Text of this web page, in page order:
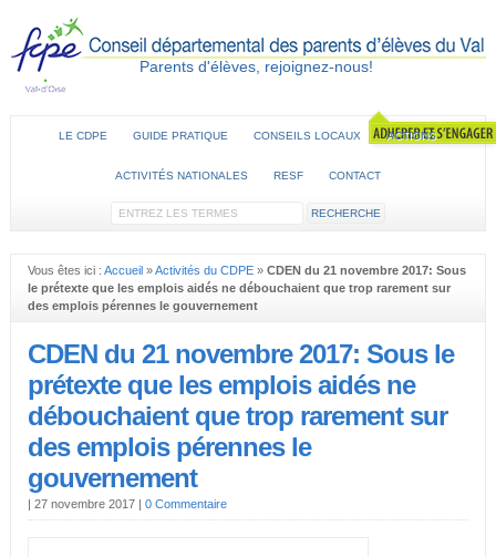
Parents d'élèves, rejoignez-nous!
LE CDPE GUIDE PRATIQUE CONSEILS LOCAUX ACTIONS
ACTIVITÉS NATIONALES RESF CONTACT
Vous êtes ici : Accueil»Activités du CDPE» CDEN du 21 novembre 2017: Sous
le prétexte que les emplois aidés ne débouchaient que trop rarement sur
des emplois pérennes le gouvernement
CDEN du 21 novembre 2017: Sous le
prétexte que les emplois aidés ne
débouchaient que trop rarement sur
des emplois pérennes le
gouvernement
| 27 novembre 2017 | 0 Commentaire